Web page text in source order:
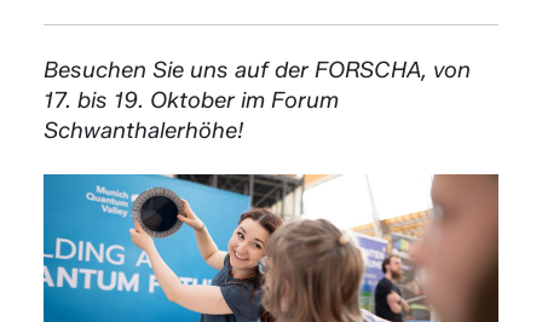
Besuchen Sie uns auf der FORSCHA, von
17. bis 19. Oktober im Forum
Schwanthalerhöhe!